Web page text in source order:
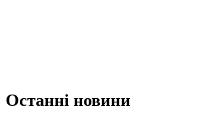
Останні новини